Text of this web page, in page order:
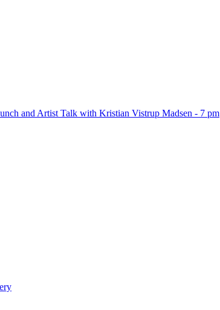
and Artist Talk with Kristian Vistrup Madsen - 7 pm